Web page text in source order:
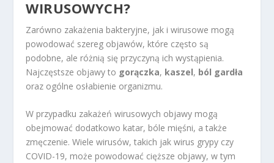
WIRUSOWYCH?
Zarówno zakażenia bakteryjne, jak i wirusowe mogą
powodować szereg objawów, które często są
podobne, ale różnią się przyczyną ich wystąpienia.
Najczęstsze objawy to gorączka, kaszel, ból gardła
oraz ogólne osłabienie organizmu.
W przypadku zakażeń wirusowych objawy mogą
obejmować dodatkowo katar, bóle mięśni, a także
zmęczenie. Wiele wirusów, takich jak wirus grypy czy
COVID-19, może powodować cięższe objawy, w tym